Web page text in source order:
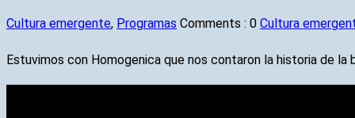
Cultura emergente, Programas Comments : 0 Cultura
Estuvimos con Homogenica que nos contaron la historia de